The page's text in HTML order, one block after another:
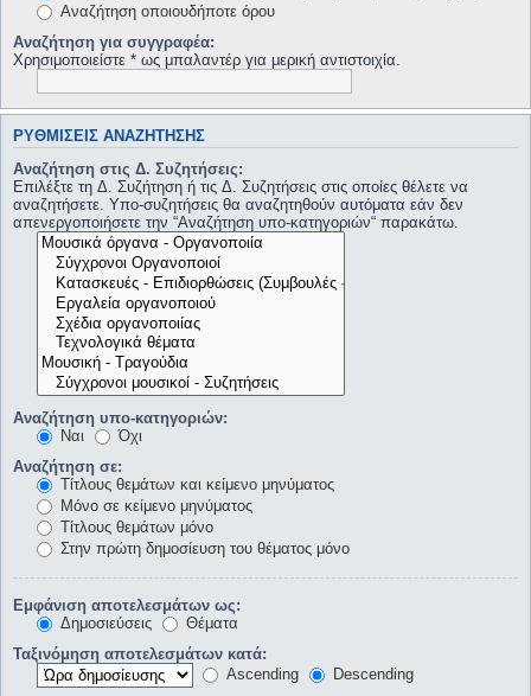
Αναζήτηση οποιουδήποτε όρου
Αναζήτηση για συγγραφέα:
Χρησιμοποιείστε * ως μπαλαντέρ για μερική αντιστοιχία.
ΡΥΘΜΊΣΕΙΣ ΑΝΑΖΉΤΗΣΗΣ
Αναζήτηση στις Δ. Συζητήσεις:
Επιλέξτε τη Δ. Συζήτηση ή τις Δ. Συζητήσεις στις οποίες θέλετε να
αναζητήσετε. Υπο-συζητήσεις θα αναζητηθούν αυτόματα εάν δεν
απενεργοποιήσετε την “Αναζήτηση υπο-κατηγοριών“ παρακάτω.
Αναζήτηση υπο-κατηγοριών:
Ναι
Όχι
Αναζήτηση σε:
Τίτλους θεμάτων και κείμενο μηνύματος
Μόνο σε κείμενο μηνύματος
Τίτλους θεμάτων μόνο
Στην πρώτη δημοσίευση του θέματος μόνο
Εμφάνιση αποτελεσμάτων ως:
Δημοσιεύσεις
Θέματα
Ταξινόμηση αποτελεσμάτων κατά:
Ascending
Descending